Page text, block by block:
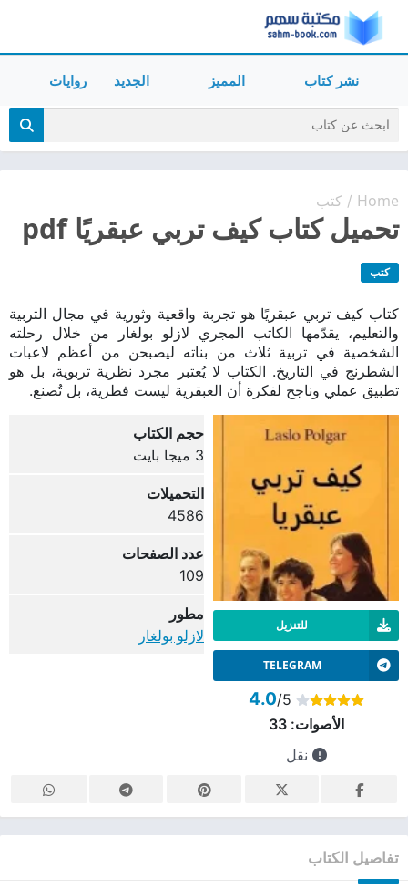
نشر كتاب المميز الجديد روايات
Home
/ كتب
تحميل كتاب كيف تربي عبقريًا pdf
كتب
كتاب كيف تربي عبقريًا هو تجربة واقعية وثورية في مجال التربية
والتعليم، يقدّمها الكاتب المجري لازلو بولغار من خلال رحلته
الشخصية في تربية ثلاث من بناته ليصبحن من أعظم لاعبات
الشطرنج في التاريخ. الكتاب لا يُعتبر مجرد نظرية تربوية، بل هو
تطبيق عملي وناجح لفكرة أن العبقرية ليست فطرية، بل تُصنع.
للتنزيل
TELEGRAM
4.0/5
الأصوات:33
نقل
حجم الكتاب
3 ميجا بايت
التحميلات
4586
عدد الصفحات
109
مطور
لازلو بولغار
تفاصيل الكتاب